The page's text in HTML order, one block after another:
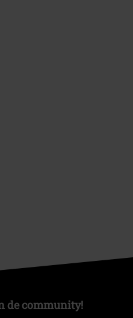
de community!